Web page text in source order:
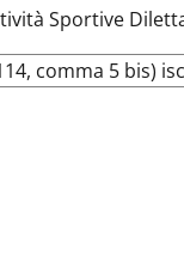
Sportive
comma 5 bis)